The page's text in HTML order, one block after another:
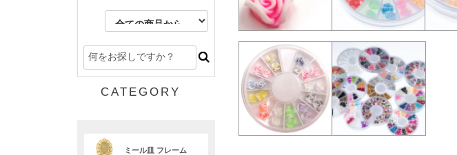
CATEGORY
ミール皿 フレーム